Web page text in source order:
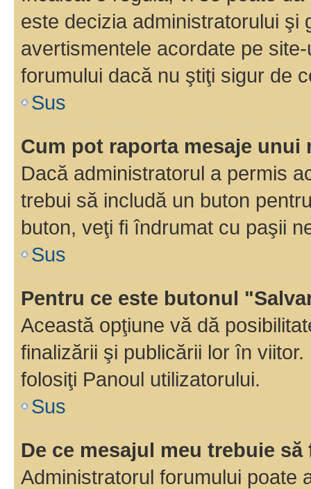
este decizia administratorului şi
avertismentele acordate pe
forumului dacă nu ştiţi sigur de
Sus
Cum pot raporta mesaje unui
Dacă administratorul a permis
trebui să includă un buton
buton, veţi fi îndrumat cu paşii
Sus
Pentru ce este butonul
Această opţiune vă dă
finalizării şi publicării lor în
folosiţi Panoul utilizatorului.
Sus
De ce mesajul meu trebuie
Administratorul forumului poate